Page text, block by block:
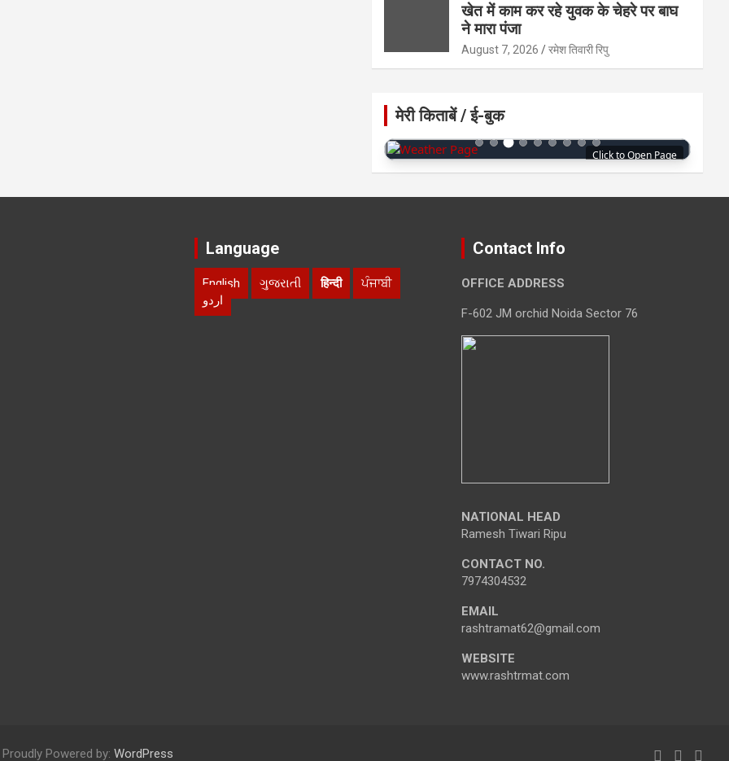
खेत में काम कर रहे युवक के चेहरे पर बाघ
ने मारा पंजा
August 7, 2026 रमेश तिवारी रिपु
मेरी किताबें / ई-बुक
Click to Open Page
Language
English ગુજરાતી हिन्दी
ਪੰਜਾਬੀ
اردو
Contact Info
OFFICE ADDRESS
F-602 JM orchid Noida Sector 76
NATIONAL HEAD
Ramesh Tiwari Ripu
CONTACT NO.
7974304532
EMAIL
rashtramat62@gmail.com
WEBSITE
www.rashtrmat.com
Proudly Powered by: WordPress